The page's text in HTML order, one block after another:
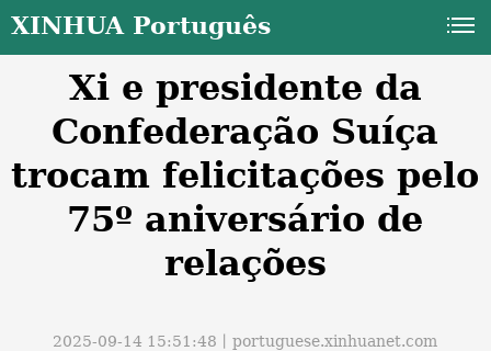
XINHUA Português
Xi e presidente da
Confederação Suíça
trocam felicitações pelo
75º aniversário de
relações
2025-09-14 15:51:48丨portuguese.xinhuanet.com